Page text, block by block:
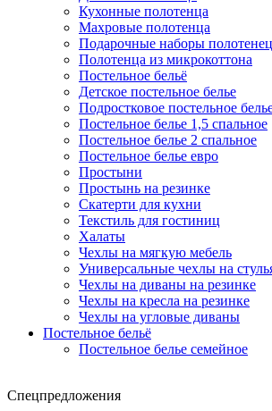
Кухонные полотенца
Махровые полотенца
Подарочные наборы полотенец
Полотенца из микрокоттона
Постельное бельё
Детское постельное белье
Подростковое постельное
Постельное белье 1,5 спальное
Постельное белье 2 спальное
Постельное белье евро
Простыни
Простынь на резинке
Скатерти для кухни
Текстиль для гостиниц
Халаты
Чехлы на мягкую мебель
Универсальные чехлы на
Чехлы на диваны на резинке
Чехлы на кресла на резинке
Чехлы на угловые диваны
Постельное бельё
Постельное белье семейное
Спецпредложения